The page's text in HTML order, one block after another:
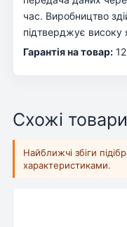
час. Виробництво
підтверджує високу
Гарантія на товар:
Схожі товари
Найближчі збіги
характеристиками.